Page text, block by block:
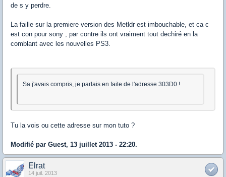
de s y perdre.
La faille sur la premiere version des Metldr est imbouchable, et ca c
est con pour sony , par contre ils ont vraiment tout dechiré en la
comblant avec les nouvelles PS3.
Sa j'avais compris, je parlais en faite de l'adresse 303D0 !
Tu la vois ou cette adresse sur mon tuto ?
Modifié par Guest, 13 juillet 2013 - 22:20.
Elrat
14 juil. 2013